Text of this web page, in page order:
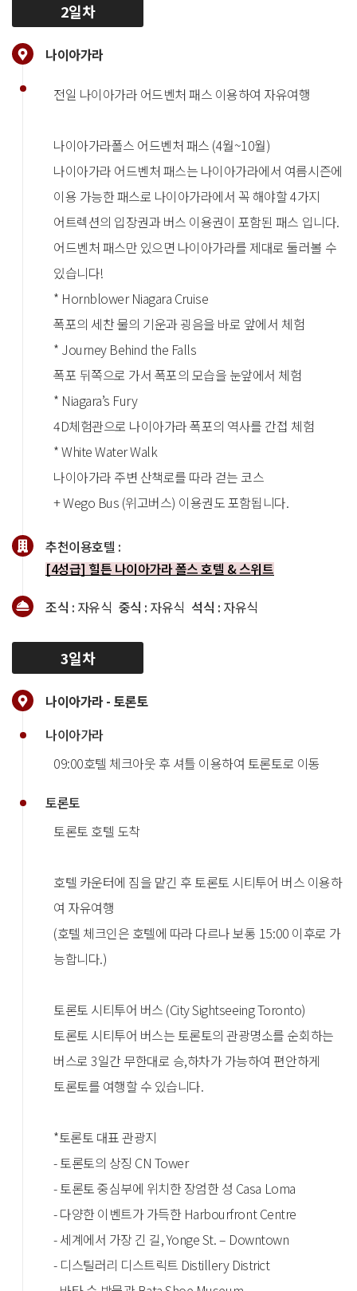
2일차
나이아가라
전일 나이아가라 어드벤처 패스 이용하여 자유여행
나이아가라폴스 어드벤처 패스 (4월~10월)
나이아가라 어드벤처 패스는 나이아가라에서 여름시즌에
이용 가능한 패스로 나이아가라에서 꼭 해야할 4가지
어트렉션의 입장권과 버스 이용권이 포함된 패스 입니다.
어드벤처 패스만 있으면 나이아가라를 제대로 둘러볼 수
있습니다!
* Hornblower Niagara Cruise
폭포의 세찬 물의 기운과 굉음을 바로 앞에서 체험
* Journey Behind the Falls
폭포 뒤쪽으로 가서 폭포의 모습을 눈앞에서 체험
* Niagara’s Fury
4D체험관으로 나이아가라 폭포의 역사를 간접 체험
* White Water Walk
나이아가라 주변 산책로를 따라 걷는 코스
+ Wego Bus (위고버스) 이용권도 포함됩니다.
추천이용호텔 :
[4성급] 힐튼 나이아가라 폴스 호텔 & 스위트
조식 : 자유식 중식 : 자유식 석식 : 자유식
3일차
나이아가라 - 토론토
나이아가라
09:00호텔 체크아웃 후 셔틀 이용하여 토론토로 이동
토론토
토론토 호텔 도착
호텔 카운터에 짐을 맡긴 후 토론토 시티투어 버스 이용하
여 자유여행
(호텔 체크인은 호텔에 따라 다르나 보통 15:00 이후로 가
능합니다.)
토론토 시티투어 버스 (City Sightseeing Toronto)
토론토 시티투어 버스는 토론토의 관광명소를 순회하는
버스로 3일간 무한대로 승,하차가 가능하여 편안하게
토론토를 여행할 수 있습니다.
*토론토 대표 관광지
- 토론토의 상징 CN Tower
- 토론토 중심부에 위치한 장엄한 성 Casa Loma
- 다양한 이벤트가 가득한 Harbourfront Centre
- 세계에서 가장 긴 길, Yonge St. – Downtown
- 디스틸러리 디스트릭트 Distillery District